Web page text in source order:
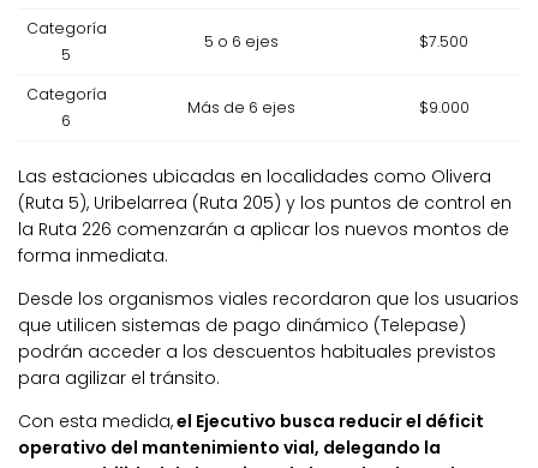
Categoría
5
5 o 6 ejes $7.500
Categoría
6
Más de 6 ejes $9.000
Las estaciones ubicadas en localidades como Olivera
(Ruta 5), Uribelarrea (Ruta 205) y los puntos de control en
la Ruta 226 comenzarán a aplicar los nuevos montos de
forma inmediata.
Desde los organismos viales recordaron que los usuarios
que utilicen sistemas de pago dinámico (Telepase)
podrán acceder a los descuentos habituales previstos
para agilizar el tránsito.
Con esta medida,el Ejecutivo busca reducir el déficit
operativo del mantenimiento vial, delegando la